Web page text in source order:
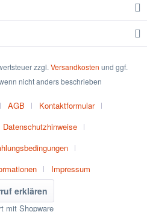
zzgl. Versandkosten und ggf.
nicht anders beschrieben
AGB
Kontaktformular
Datenschutzhinweise
Impressum
erklären
mit Shopware